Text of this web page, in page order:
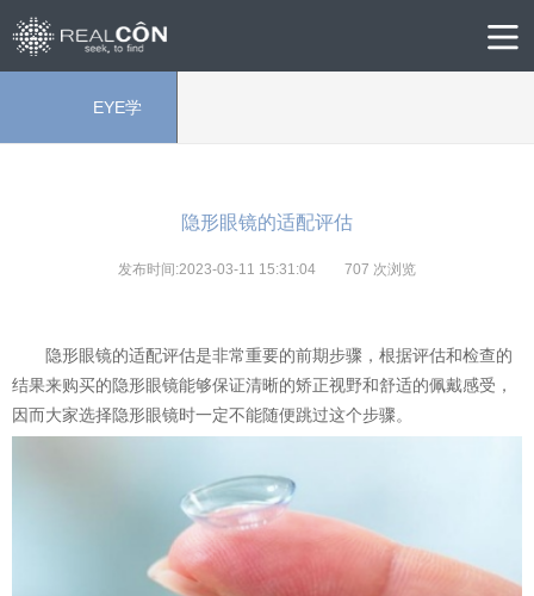
EYE学
隐形眼镜的适配评估
发布时间:2023-03-11 15:31:04 707 次浏览
隐形眼镜的适配评估是非常重要的前期步骤，根据评估和检查的
结果来购买的隐形眼镜能够保证清晰的矫正视野和舒适的佩戴感受，
因而大家选择隐形眼镜时一定不能随便跳过这个步骤。